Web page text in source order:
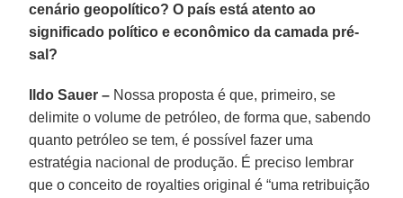
cenário geopolítico? O país está atento ao
significado político e econômico da camada pré-
sal?
Ildo Sauer – Nossa proposta é que, primeiro, se
delimite o volume de petróleo, de forma que, sabendo
quanto petróleo se tem, é possível fazer uma
estratégia nacional de produção. É preciso lembrar
que o conceito de royalties original é “uma retribuição